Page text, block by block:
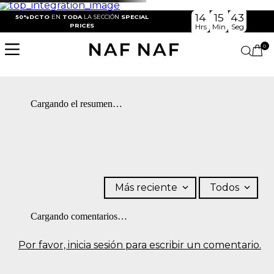
50%DCTO EN TODA LA SECCIÓN SPECIAL
PRICES
14
Hrs
15
Min
43
Seg
0
Cargando el resumen…
Por favor, inicia sesión para escribir un comentario.
Más reciente Todos
Cargando comentarios…